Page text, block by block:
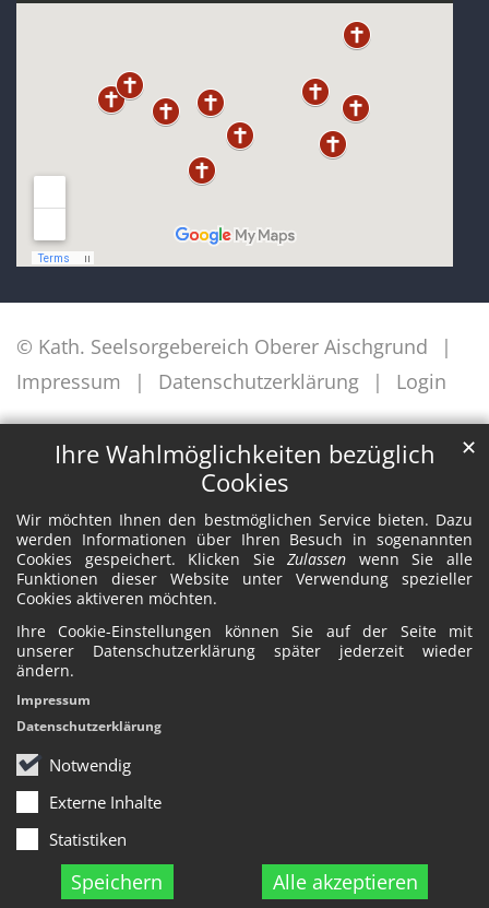
Ihre Wahlmöglichkeiten bezüglich
Cookies
Wir möchten Ihnen den bestmöglichen Service bieten. Dazu
werden Informationen über Ihren Besuch in sogenannten
Cookies gespeichert. Klicken SieZulassen wenn Sie alle
Funktionen dieser Website unter Verwendung spezieller
Cookies aktiveren möchten.
Ihre Cookie-Einstellungen können Sie auf der Seite mit
unserer Datenschutzerklärung später jederzeit wieder
ändern.
Notwendig
Externe Inhalte
Statistiken
Speichern Alle akzeptieren
✕
Impressum
Datenschutzerklärung
© Kath. Seelsorgebereich Oberer Aischgrund
Impressum
Datenschutzerklärung Login